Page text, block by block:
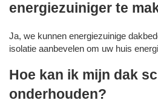
energiezuiniger te
Ja, we kunnen energiezuinige
isolatie aanbevelen om uw huis
Hoe kan ik mijn dak
onderhouden?